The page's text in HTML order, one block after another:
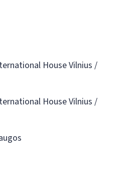
House Vilnius /
House Vilnius /